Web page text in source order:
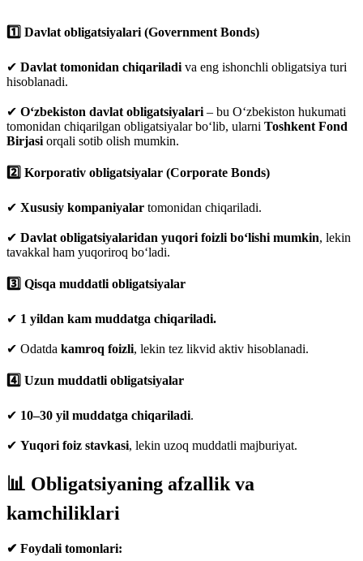
1️⃣ Davlat obligatsiyalari (Government Bonds)
✔ Davlat tomonidan chiqariladiva eng ishonchli obligatsiya turi
hisoblanadi.
✔ O‘zbekiston davlat obligatsiyalari– bu O‘zbekiston hukumati
tomonidan chiqarilgan obligatsiyalar bo‘lib, ularni Toshkent Fond
Birjasiorqali sotib olish mumkin.
2️⃣ Korporativ obligatsiyalar (Corporate Bonds)
✔ Xususiy kompaniyalar tomonidan chiqariladi.
✔ Davlat obligatsiyalaridan yuqori foizli bo‘lishi mumkin, lekin
tavakkal ham yuqoriroq bo‘ladi.
3️⃣ Qisqa muddatli obligatsiyalar
✔ 1 yildan kam muddatga chiqariladi.
✔ Odatda kamroq foizli, lekin tez likvid aktiv hisoblanadi.
4️⃣ Uzun muddatli obligatsiyalar
✔ 10–30 yil muddatga chiqariladi.
✔ Yuqori foiz stavkasi, lekin uzoq muddatli majburiyat.
📊 Obligatsiyaning afzallik va
kamchiliklari
✔ Foydali tomonlari: